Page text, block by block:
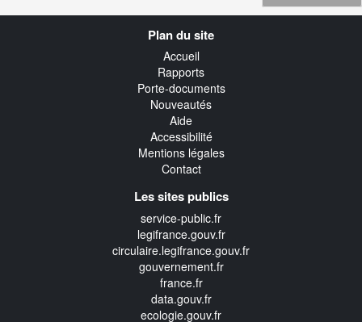
Plan du site
Accueil
Rapports
Porte-documents
Nouveautés
Aide
Accessibilité
Mentions légales
Contact
Les sites publics
service-public.fr
legifrance.gouv.fr
circulaire.legifrance.gouv.fr
gouvernement.fr
france.fr
data.gouv.fr
ecologie.gouv.fr